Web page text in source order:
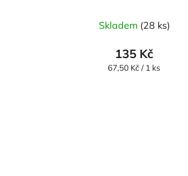
hodnocení
produktu
je
Skladem (28 ks)
135 Kč
Měrná
67,50 Kč / 1 ks